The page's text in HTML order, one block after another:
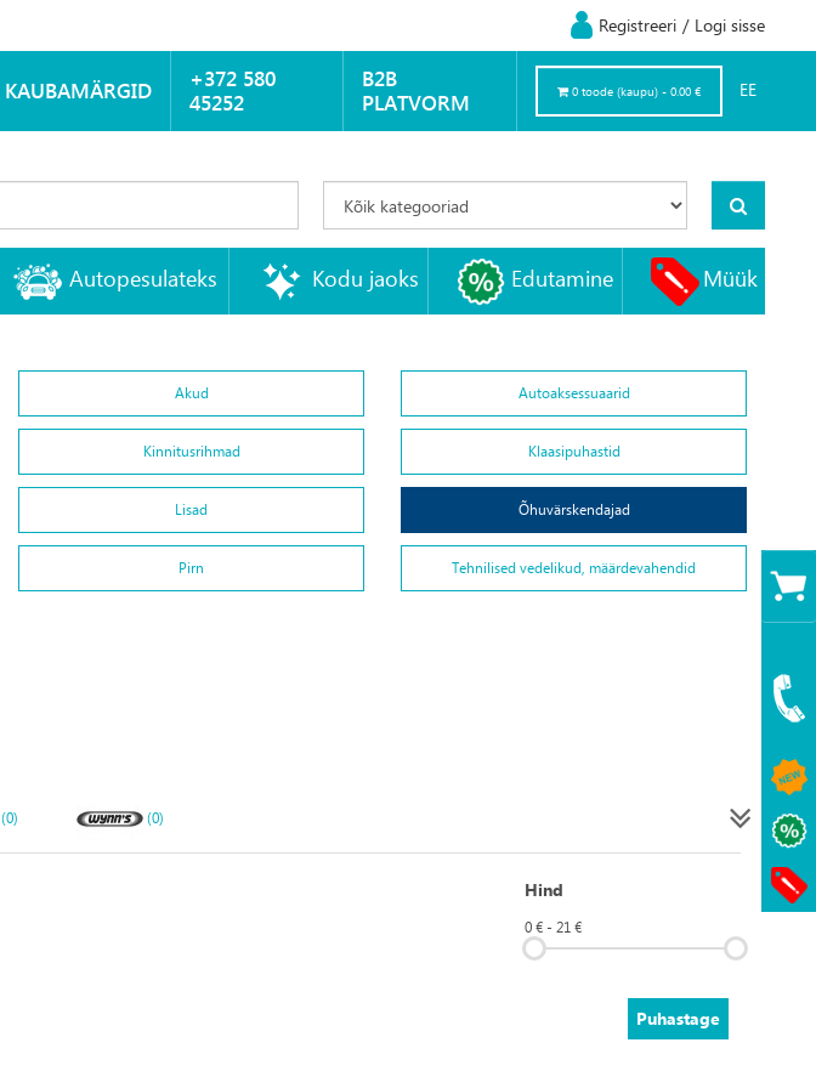
Registreeri / Logi sisse
KAUBAMÄRGID
+372 580
45252
B2B
PLATVORM
0 toode (kaupu) - 0.00 € EE
Autopesulateks Kodu jaoks Edutamine Müük
Akud Autoaksessuaarid
Kinnitusrihmad Klaasipuhastid
Lisad Õhuvärskendajad
Pirn Tehnilised vedelikud, määrdevahendid
(0) (0)
Hind
0 € - 21 €
Puhastage